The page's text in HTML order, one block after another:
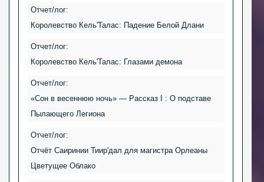
Отчет/лог:
Королевство Кель'Талас: Падение Белой Длани
Отчет/лог:
Королевство Кель'Талас: Глазами демона
Отчет/лог:
«Сон в весеннюю ночь» — Рассказ I : О подставе
Пылающего Легиона
Отчет/лог:
Отчёт Саиринии Тиир'дал для магистра Орлеаны
Цветущее Облако